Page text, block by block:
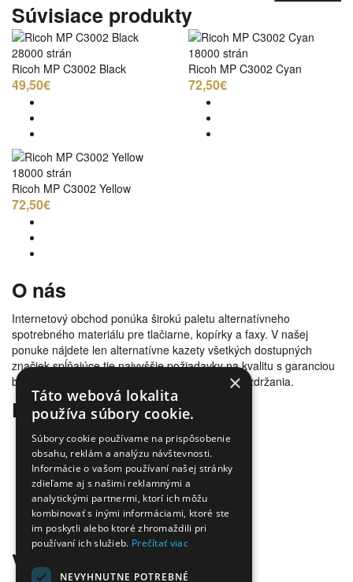
Súvisiace produkty
28000 strán
Ricoh MP C3002 Black
49,50€
18000 strán
Ricoh MP C3002 Cyan
72,50€
18000 strán
Ricoh MP C3002 Yellow
72,50€
O nás
Internetový obchod ponúka širokú paletu alternatívneho
spotrebného materiálu pre tlačiarne, kopírky a faxy. V našej
ponuke nájdete len alternatívne kazety všetkých dostupných
značiek spĺňajúce tie najvyššie požiadavky na kvalitu s garanciou
bezproblémovosti tlače. Tovar doručujeme bez zdržania.
Prečo nakúpiť u nás
Úspora nákladov
Overená kvalita
Doprava zadarmo
Tovar skladom
Ekologická likvidácia tonerov
Množstvo spôsobov platby a dopravy
Ekológia
Všetko o nákupe
×
Táto webová lokalita
používa súbory cookie.
Súbory cookie používame na prispôsobenie
obsahu, reklám a analýzu návštevnosti.
Informácie o vašom používaní našej stránky
zdieľame aj s našimi reklamnými a
analytickými partnermi, ktorí ich môžu
kombinovať s inými informáciami, ktoré ste
im poskytli alebo ktoré zhromaždili pri
používaní ich služieb. Prečítať viac
NEVYHNUTNE POTREBNÉ